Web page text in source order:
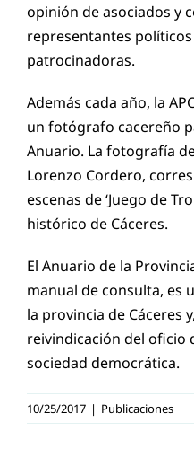
opinión de asociados y
representantes
patrocinadoras.
Además cada año, la
un fotógrafo cacereño
Anuario. La fotografía
Lorenzo Cordero,
escenas de ‘Juego de
histórico de Cáceres.
El Anuario de la
manual de consulta, es
la provincia de Cáceres
reivindicación del oficio
sociedad democrática.
10/25/2017 | Publicaciones